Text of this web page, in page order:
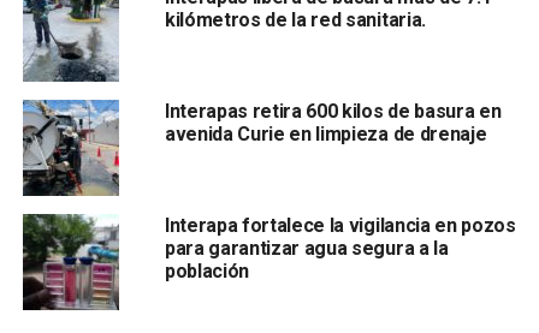
impactos provocados por vehículos pesados y tiene una
fuerte barrera contra la humedad.
En la zona trabaja maquinaria pesada y cuadrillas de
kilómetros de la red sanitaria.
Interapas retira 600 kilos de basura en
avenida Curie en limpieza de drenaje
Interapa fortalece la vigilancia en pozos
para garantizar agua segura a la
población